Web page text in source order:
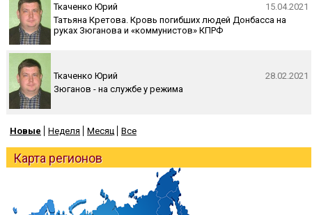
Ткаченко Юрий
15.04.2021
Татьяна Кретова. Кровь погибших людей Донбасса на
руках Зюганова и «коммунистов» КПРФ
Ткаченко Юрий
28.02.2021
Зюганов - на службе у режима
Новые Неделя Месяц Все
Карта регионов